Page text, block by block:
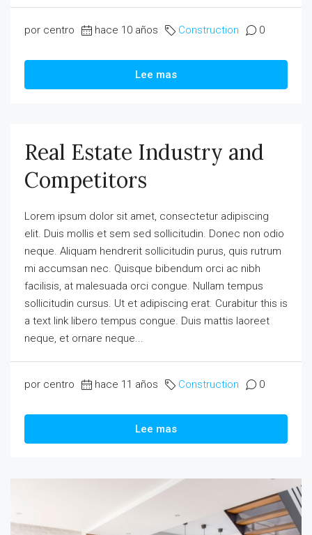
por centro hace 10 años Construction 0
Lee mas
Real Estate Industry and
Competitors
Lorem ipsum dolor sit amet, consectetur adipiscing
elit. Duis mollis et sem sed sollicitudin. Donec non odio
neque. Aliquam hendrerit sollicitudin purus, quis rutrum
mi accumsan nec. Quisque bibendum orci ac nibh
facilisis, at malesuada orci congue. Nullam tempus
sollicitudin cursus. Ut et adipiscing erat. Curabitur this is
a text link libero tempus congue. Duis mattis laoreet
neque, et ornare neque...
por centro hace 11 años Construction 0
Lee mas